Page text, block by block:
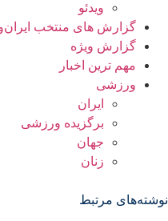
ویدئو
گزارش های منتخب
گزارش ویژه
مهم ترین اخبار
ورزشی
ایران
برگزیده ورزشی
جهان
زنان
نوشته‌های مرتبط